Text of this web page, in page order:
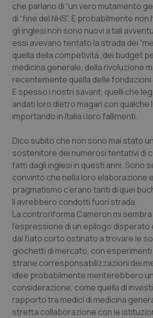
Friuli Venezia Giulia
Lazio
Liguria
Lombardia
Marche
Molise
Piemonte
Provincia Autonoma di
Provincia Autonoma di
Puglia
Sardegna
Sicilia
Dermatite Atopica
Diabete & glucometri
Disturbi dell’umore
Dolore
Donna & Salute
Epatiti
HIV
Infezioni & Febbre
Ipertensione & Scompenso
Malattie rare
Malattia di Crohn &
Neuroscienze & patologie
che parlano di “un vero mutamento
di “fine del NHS”. E probabilmente
gli inglesi non sono nuovi a tali
essi avevano tentato la strada dei
quella della competività ,dei budget
medicina generale, della rivoluzione
recentemente quella delle
E spesso i nostri savant, quelli che
andati loro dietro magari con qualche
importando in Italia i loro fallimenti.
Dico subito che non sono mai stato
sostenitore dei numerosi tentativi di
fatti dagli inglesi in questi anni. Sono
convinto che nella loro elaborazione
pragmatismo c’erano tanti di quei
li avrebbero condotti fuori strada.
La controriforma Cameron mi sembra
l’espressione di un epilogo disperato
dal fiato corto ostinato a trovare le
giochetti di mercato, con
strane corresponsabilizzazioni dei
idee probabilmente meriterebbero
considerazione, come quella di
rapporto tra medici di medicina
stretta collaborazione con le